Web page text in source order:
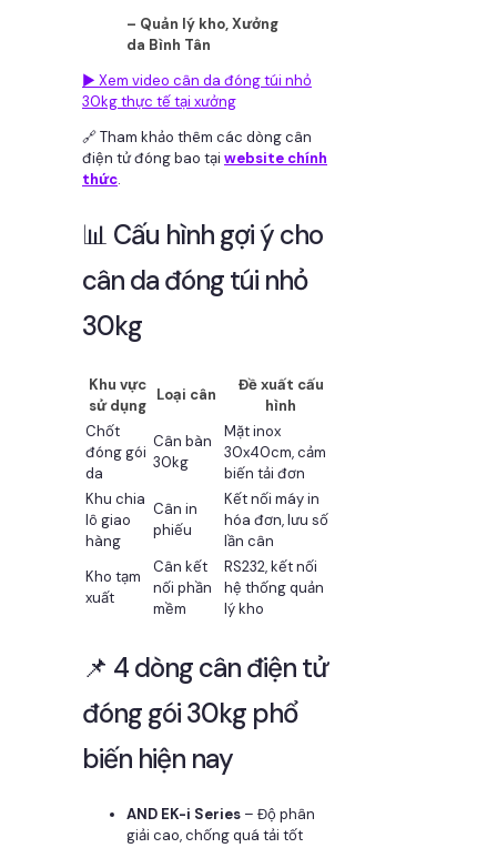
– Quản lý kho, Xưởng
da Bình Tân
▶️ Xem video cân da đóng túi nhỏ
30kg thực tế tại xưởng
🔗 Tham khảo thêm các dòng cân
điện tử đóng bao tại website chính
thức.
📊 Cấu hình gợi ý cho
cân da đóng túi nhỏ
30kg
Khu vực
sử dụng
Loại cân
Đề xuất cấu
hình
Chốt
đóng gói
da
Cân bàn
30kg
Mặt inox
30x40cm, cảm
biến tải đơn
Khu chia
lô giao
hàng
Cân in
phiếu
Kết nối máy in
hóa đơn, lưu số
lần cân
Kho tạm
xuất
Cân kết
nối phần
mềm
RS232, kết nối
hệ thống quản
lý kho
📌 4 dòng cân điện tử
đóng gói 30kg phổ
biến hiện nay
AND EK-i Series – Độ phân
giải cao, chống quá tải tốt